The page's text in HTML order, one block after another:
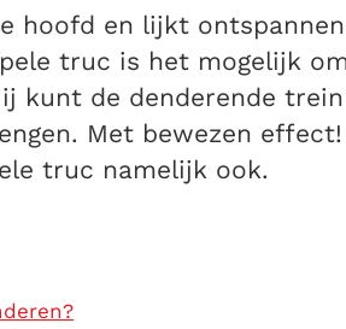
hoofd en lijkt
truc is het mogelijk
kunt de denderende
Met bewezen effect!
truc namelijk ook.